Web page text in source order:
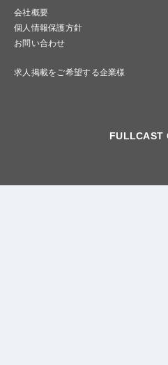
会社概要
個人情報保護方針
お問い合わせ
求人掲載をご希望する企業様
FULLCAST